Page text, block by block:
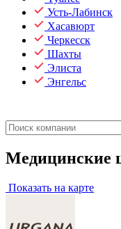
Усть-Лабинск
Хасавюрт
Черкесск
Шахты
Элиста
Энгельс
Медицинские
Показать на карте